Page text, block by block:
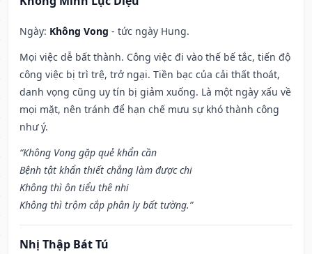
Ngày: Không Vong - tức ngày Hung.
Mọi việc dễ bất thành. Công việc đi vào thế bế tắc, tiến độ
công việc bị trì trệ, trở ngại. Tiền bạc của cải thất thoát,
danh vọng cũng uy tín bị giảm xuống. Là một ngày xấu về
mọi mặt, nên tránh để hạn chế mưu sự khó thành công
như ý.
“Không Vong gặp quẻ khẩn cần
Bệnh tật khẩn thiết chẳng làm được chi
Không thì ôn tiểu thê nhi
Không thì trộm cắp phân ly bất tường.”
Nhị Thập Bát Tú